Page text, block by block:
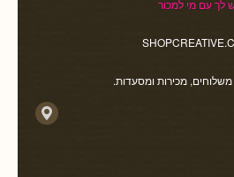
לך עם מי למכור
משלוחים, מכירות ומסעדות.